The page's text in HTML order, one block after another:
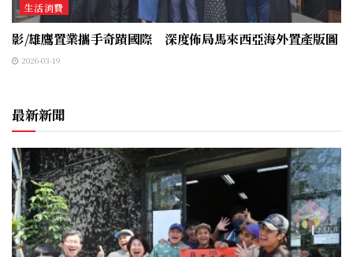
生活消費
影/雄鷹置業攜手奇蹟國際 深度佈局馬來西亞海外置產版圖
2026-03-19
最新新聞